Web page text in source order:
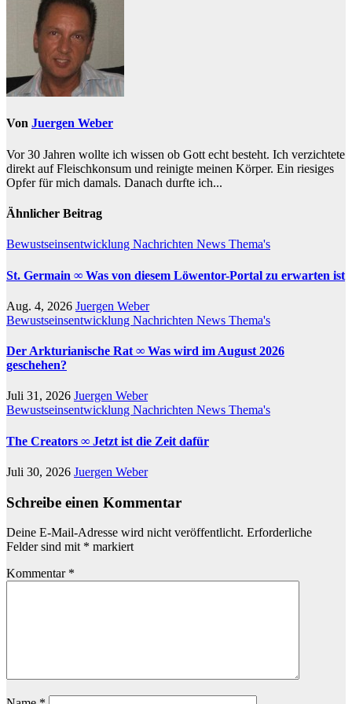
Von Juergen Weber
Vor 30 Jahren wollte ich wissen ob Gott echt besteht. Ich verzichtete
direkt auf Fleischkonsum und reinigte meinen Körper. Ein riesiges
Opfer für mich damals. Danach durfte ich...
Ähnlicher Beitrag
Bewustseinsentwicklung Nachrichten News Thema's
St. Germain ∞ Was von diesem Löwentor-Portal zu erwarten ist
Aug. 4, 2026 Juergen Weber
Bewustseinsentwicklung Nachrichten News Thema's
Der Arkturianische Rat ∞ Was wird im August 2026
geschehen?
Juli 31, 2026 Juergen Weber
Bewustseinsentwicklung Nachrichten News Thema's
The Creators ∞ Jetzt ist die Zeit dafür
Juli 30, 2026 Juergen Weber
Schreibe einen Kommentar
Deine E-Mail-Adresse wird nicht veröffentlicht. Erforderliche
Felder sind mit * markiert
Kommentar *